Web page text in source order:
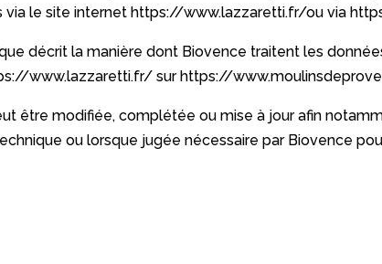
via le site internethttps://www.lazzaretti.fr/ou via
décrit la manière dont Biovence traitent les
www.lazzaretti.fr/ surhttps://
être modifiée, complétée ou mise à jour afin
ou lorsque jugée nécessaire par Biovence